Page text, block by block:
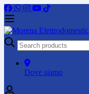
Search
for:
Dove siamo